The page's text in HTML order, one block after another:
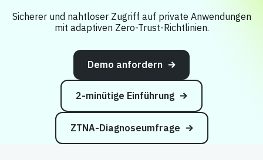
Sicherer und nahtloser Zugriff auf private Anwendungen
mit adaptiven Zero-Trust-Richtlinien.
Demo anfordern
2-minütige Einführung
ZTNA-Diagnoseumfrage